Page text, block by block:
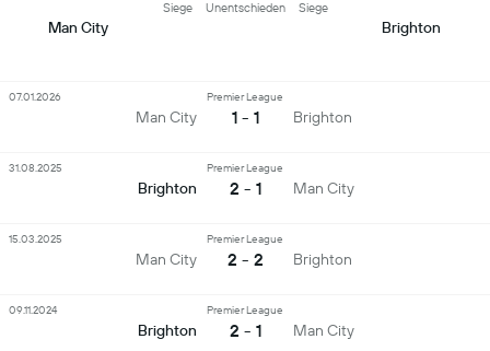
Man City
Siege Unentschieden Siege
Brighton
Man City
Premier League
1 - 1 Brighton
07.01.2026
Brighton
Premier League
2 - 1 Man City
31.08.2025
Man City
Premier League
2 - 2 Brighton
15.03.2025
Brighton
Premier League
2 - 1 Man City
09.11.2024